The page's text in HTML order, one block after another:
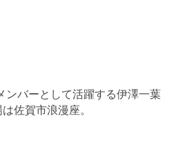
ンバーとして活躍する伊澤一葉
佐賀市浪漫座。